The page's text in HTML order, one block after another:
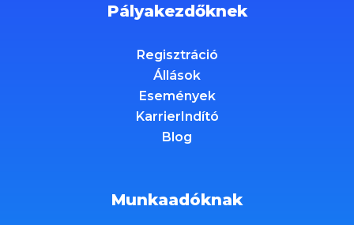
Pályakezdőknek
Regisztráció
Állások
Események
KarrierIndító
Blog
Munkaadóknak